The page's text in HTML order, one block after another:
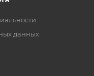
данных